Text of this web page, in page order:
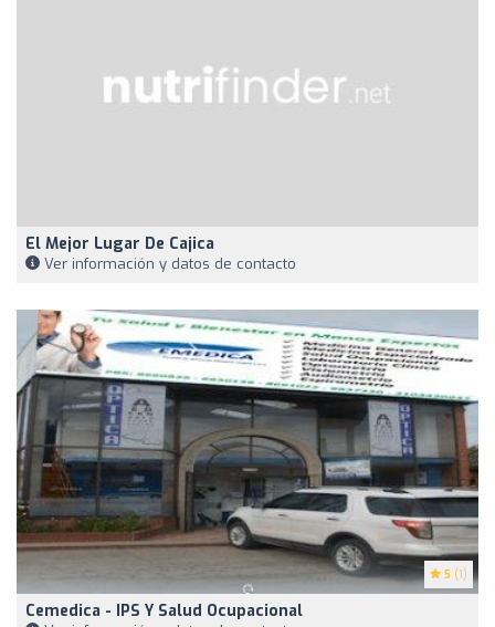
El Mejor Lugar De Cajica
Ver información y datos de contacto
5 (1)
Cemedica - IPS Y Salud Ocupacional